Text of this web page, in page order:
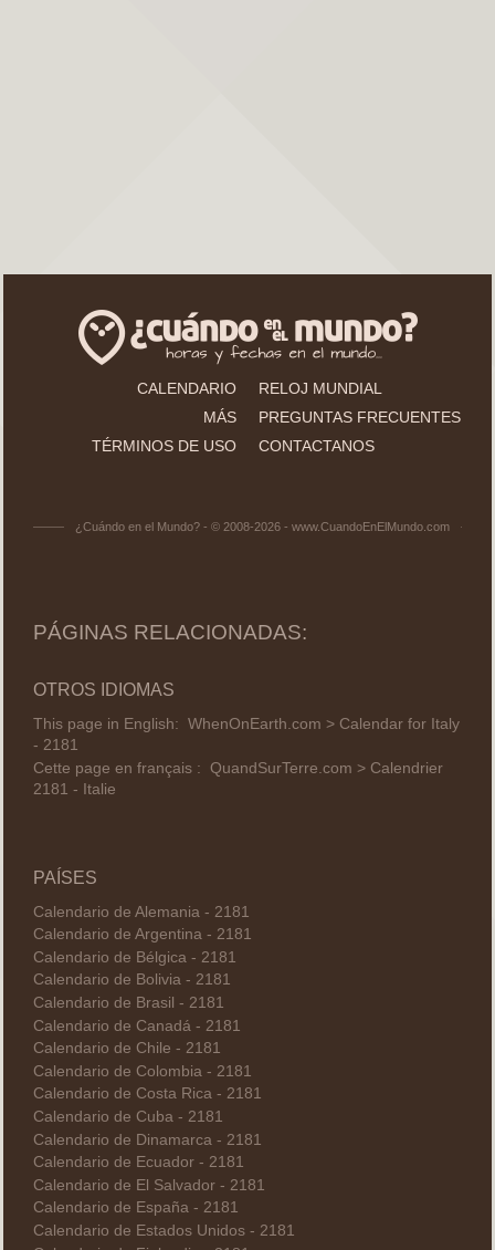
CALENDARIO
RELOJ MUNDIAL
MÁS
PREGUNTAS FRECUENTES
TÉRMINOS DE USO
CONTACTANOS
¿Cuándo en el Mundo? - © 2008-2026 - www.CuandoEnElMundo.com
PÁGINAS RELACIONADAS:
OTROS IDIOMAS
This page in English: WhenOnEarth.com > Calendar for Italy
- 2181
Cette page en français : QuandSurTerre.com > Calendrier
2181 - Italie
PAÍSES
Calendario de Alemania - 2181
Calendario de Argentina - 2181
Calendario de Bélgica - 2181
Calendario de Bolivia - 2181
Calendario de Brasil - 2181
Calendario de Canadá - 2181
Calendario de Chile - 2181
Calendario de Colombia - 2181
Calendario de Costa Rica - 2181
Calendario de Cuba - 2181
Calendario de Dinamarca - 2181
Calendario de Ecuador - 2181
Calendario de El Salvador - 2181
Calendario de España - 2181
Calendario de Estados Unidos - 2181